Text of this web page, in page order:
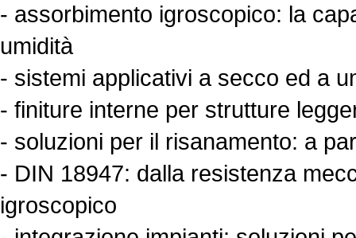
- assorbimento igroscopico: la
umidità
- sistemi applicativi a secco ed a
- finiture interne per strutture
- soluzioni per il risanamento: a
- DIN 18947: dalla resistenza
igroscopico